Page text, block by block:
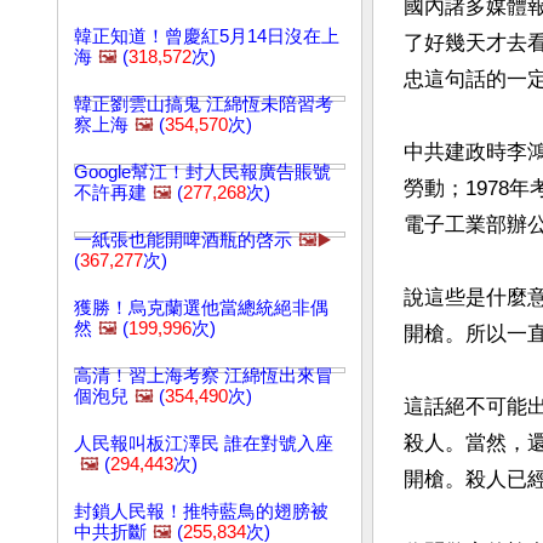
韓正知道！曾慶紅5月14日沒在上
海 🖼️ (318,572次)
韓正劉雲山搞鬼 江綿恆未陪習考
察上海 🖼️ (354,570次)
Google幫江！封人民報廣告賬號
不許再建 🖼️ (277,268次)
一紙張也能開啤酒瓶的啓示 🖼️▶️
(367,277次)
獲勝！烏克蘭選他當總統絕非偶
然 🖼️ (199,996次)
高清！習上海考察 江綿恆出來冒
個泡兒 🖼️ (354,490次)
人民報叫板江澤民 誰在對號入座
🖼️ (294,443次)
封鎖人民報！推特藍鳥的翅膀被
中共折斷 🖼️ (255,834次)
國內諸多媒體
了好幾天才去
忠這句話的一
中共建政時李
勞動；1978年
電子工業部辦
說這些是什麼
開槍。所以一
這話絕不可能
殺人。當然，
開槍。殺人已